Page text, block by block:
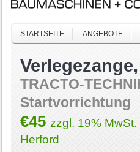
STARTSEITE ANGEBOTE
TRACTO-
Startvorrichtung
€45 zzgl. 19%
Herford